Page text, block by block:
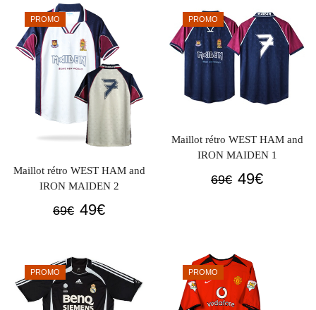
était :
69€. 49€.
était :
69€.
est :
49€.
PROMO
Maillot rétro WEST HAM and
IRON MAIDEN 2
69€ Le
était :
69€.
49€Le
est :
49€.
PROMO
Maillot rétro WEST HAM and
IRON MAIDEN 1
69€ Le
69€.
49€Le
PROMO PROMO